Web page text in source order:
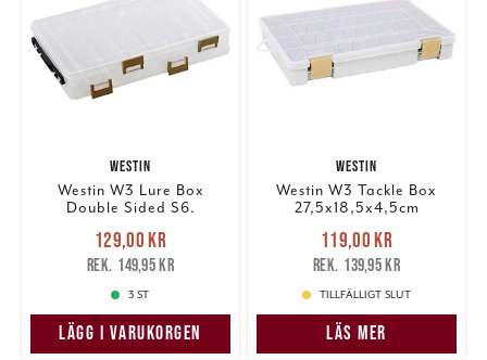
WESTIN
Westin W3 Lure Box
Double Sided S6.
Nuvarande pris
129,00 krTidigare pris
149,95 kr
129,00 kr
149,95 kr
3 ST
LÄGG I VARUKORGEN
WESTIN
Westin W3 Tackle Box
27,5x18,5x4,5cm
Nuvarande pris
119,00 krTidigare pris
139,95 kr
119,00 kr
139,95 kr
TILLFÄLLIGT SLUT
LÄS MER